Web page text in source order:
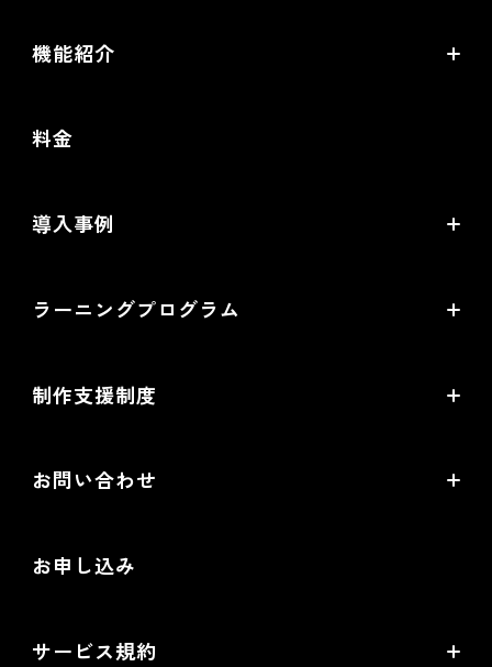
機能紹介
オムニチャネル・OMO
提携サービス一覧
料金
導入事例
導入企業一覧
ラーニングプログラム
オープンセミナー一覧
制作支援制度
EC制作パートナー一覧
お問い合わせ
導入検討Webミーティング
お申し込み
サービス規約